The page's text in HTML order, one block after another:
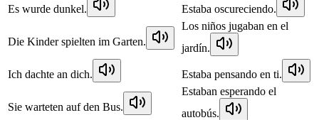
Es wurde dunkel. Estaba oscureciendo.
Die Kinder spielten im Garten.
Los niños jugaban en el
jardín.
Ich dachte an dich. Estaba pensando en ti.
Sie warteten auf den Bus.
Estaban esperando el
autobús.